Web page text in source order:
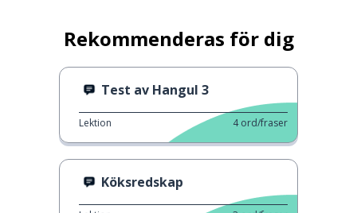
Rekommenderas för dig
Test av Hangul 3
Lektion 4 ord/fraser
Köksredskap